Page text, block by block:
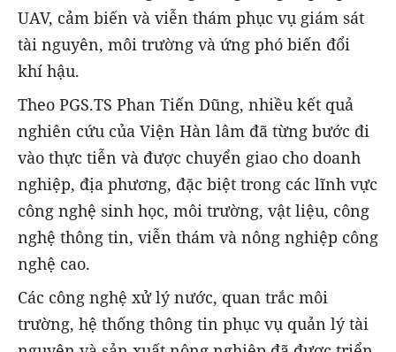
UAV, cảm biến và viễn thám phục vụ giám sát
tài nguyên, môi trường và ứng phó biến đổi
khí hậu.
Theo PGS.TS Phan Tiến Dũng, nhiều kết quả
nghiên cứu của Viện Hàn lâm đã từng bước đi
vào thực tiễn và được chuyển giao cho doanh
nghiệp, địa phương, đặc biệt trong các lĩnh vực
công nghệ sinh học, môi trường, vật liệu, công
nghệ thông tin, viễn thám và nông nghiệp công
nghệ cao.
Các công nghệ xử lý nước, quan trắc môi
trường, hệ thống thông tin phục vụ quản lý tài